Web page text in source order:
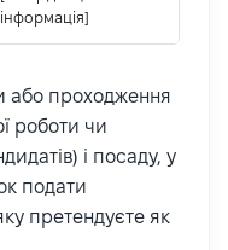
інформація]
або проходження
роботи чи
і посаду, у
подати
претендуєте як